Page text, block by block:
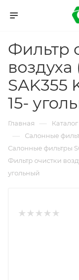
Фильтр
воздуха
SAK355
15-
Главная — Каталог
— Салонные
Салонные фильтры
Фильтр очистки
угольный